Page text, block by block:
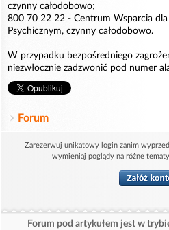
czynny całodobowo;
800 70 22 22 - Centrum Wsparcia
Psychicznym, czynny całodobowo.
W przypadku bezpośredniego
niezwłocznie zadzwonić pod numer
Forum
Zarezerwuj unikatowy login zanim
wymieniaj poglądy na różne
Forum pod artykułem jest w